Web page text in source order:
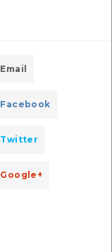
dos-prados
Email
Facebook
Twitter
Google+